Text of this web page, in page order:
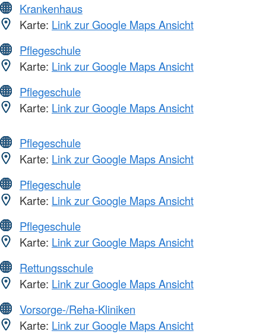
Krankenhaus
Karte: Link zur Google Maps Ansicht
Pflegeschule
Karte: Link zur Google Maps Ansicht
Pflegeschule
Karte: Link zur Google Maps Ansicht
Pflegeschule
Karte: Link zur Google Maps Ansicht
Pflegeschule
Karte: Link zur Google Maps Ansicht
Pflegeschule
Karte: Link zur Google Maps Ansicht
Rettungsschule
Karte: Link zur Google Maps Ansicht
Vorsorge-/Reha-Kliniken
Karte: Link zur Google Maps Ansicht